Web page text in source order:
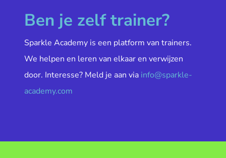
Ben je zelf trainer?
Sparkle Academy is een platform van trainers.
We helpen en leren van elkaar en verwijzen
door. Interesse? Meld je aan via info@sparkle-
academy.com